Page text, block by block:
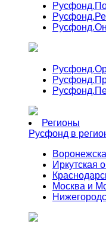
Русфонд.
Русфонд.
Русфонд.
Русфонд.
Русфонд.
Русфонд.
Регионы
Русфонд в
Иркутская
Москва и